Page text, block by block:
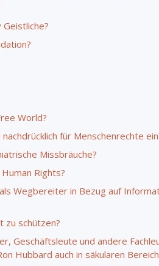
World?
für Menschenrechte
Missbräuche?
Rights?
Wegbereiter in Bezug auf
zu schützen?
Geschäftsleute und andere
Hubbard auch in säkularen